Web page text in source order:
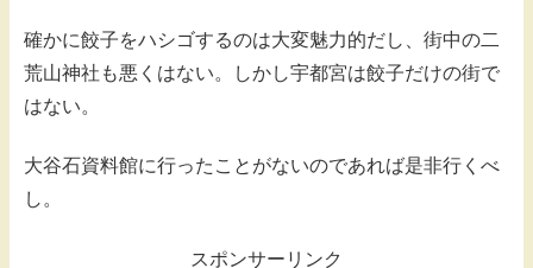
確かに餃子をハシゴするのは大変魅力的だし、街中の二
荒山神社も悪くはない。しかし宇都宮は餃子だけの街で
はない。
大谷石資料館に行ったことがないのであれば是非行くべ
し。
スポンサーリンク